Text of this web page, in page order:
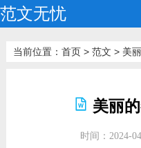
范文无忧
当前位置： 首页> 范文 > 美
美丽
时间：2024-